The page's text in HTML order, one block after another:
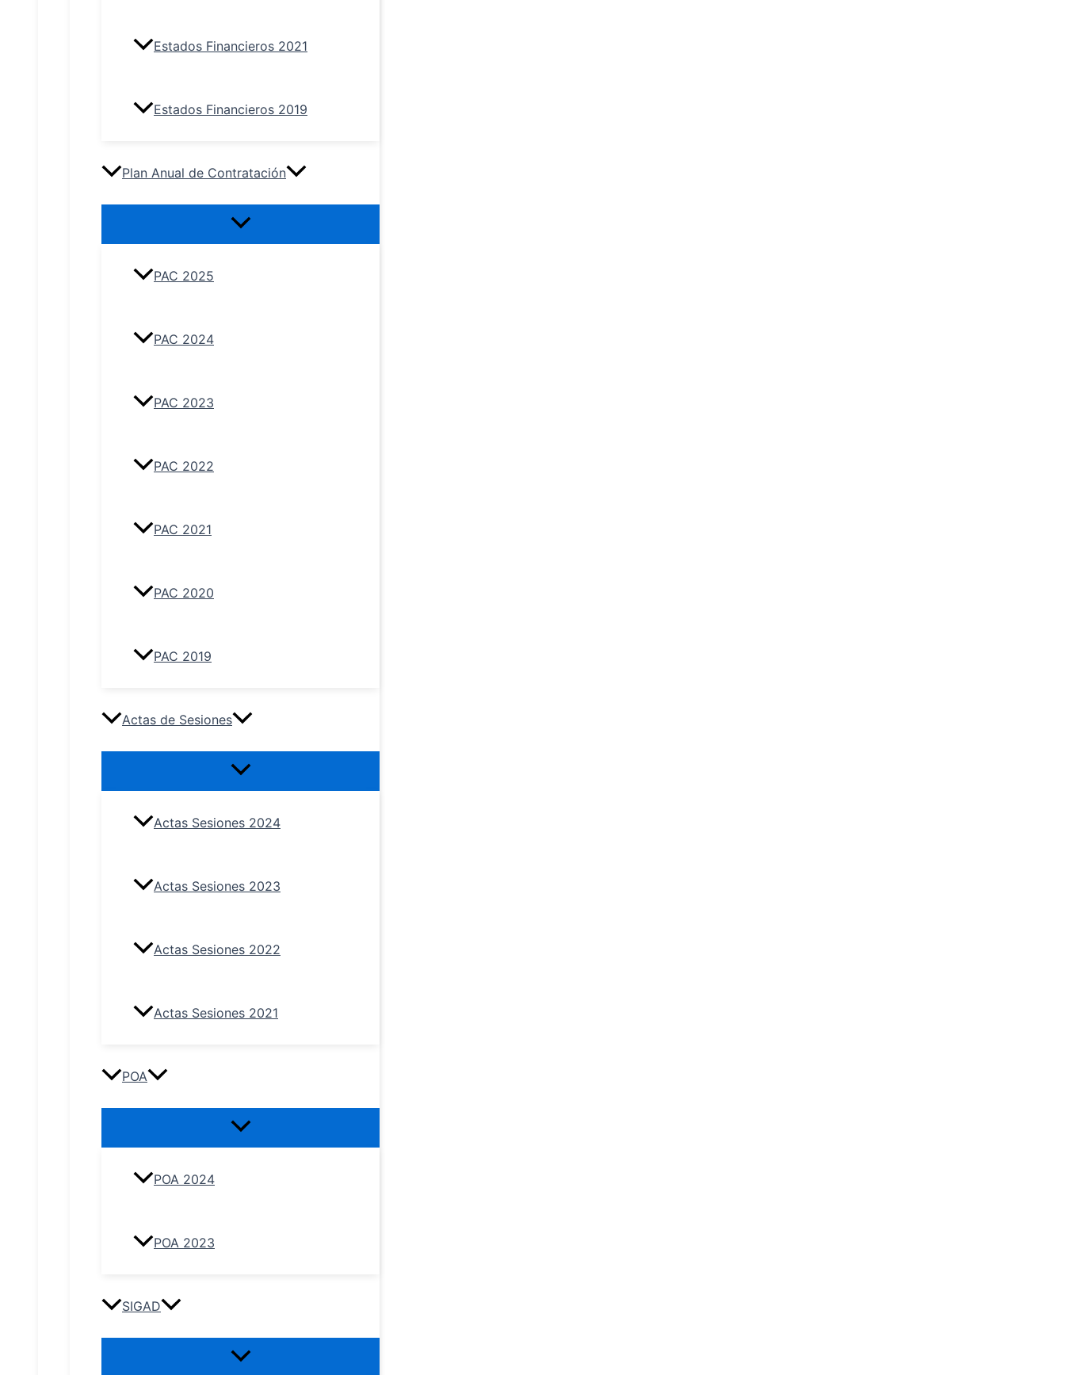
Estados Financieros 2021
Estados Financieros 2019
Plan Anual de Contratación
PAC 2025
PAC 2024
PAC 2023
PAC 2022
PAC 2021
PAC 2020
PAC 2019
Actas de Sesiones
Actas Sesiones 2024
Actas Sesiones 2023
Actas Sesiones 2022
Actas Sesiones 2021
POA
POA 2024
POA 2023
SIGAD